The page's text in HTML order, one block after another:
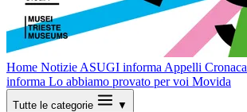
Home Notizie ASUGI informa Appelli Cronaca
informa Lo abbiamo provato per voi Movida
Tutte le categorie ▼